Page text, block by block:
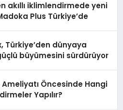
akıllı iklimlendirmede yeni
Plus Türkiye’de
Türkiye’den dünyaya
büyümesini sürdürüyor
Öncesinde Hangi
Yapılır?